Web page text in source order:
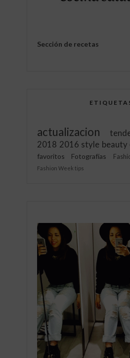
Sección de recetas
actualizacion
2018 2016 style beauty
favoritos
Fotografías
Fashion Week tips